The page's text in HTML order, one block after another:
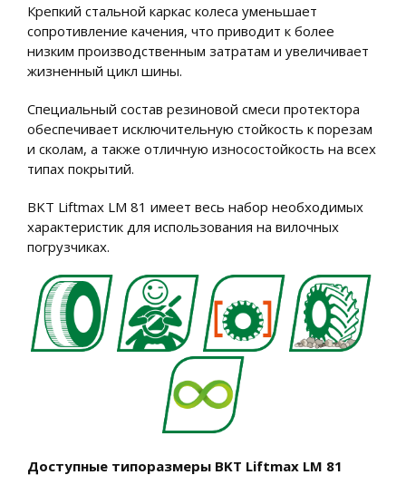
Крепкий стальной каркас колеса уменьшает
сопротивление качения, что приводит к более
низким производственным затратам и увеличивает
жизненный цикл шины.
Специальный состав резиновой смеси протектора
обеспечивает исключительную стойкость к порезам
и сколам, а также отличную износостойкость на всех
типах покрытий.
BKT Liftmax LM 81 имеет весь набор необходимых
характеристик для использования на вилочных
погрузчиках.
Доступные типоразмеры BKT Liftmax LM 81